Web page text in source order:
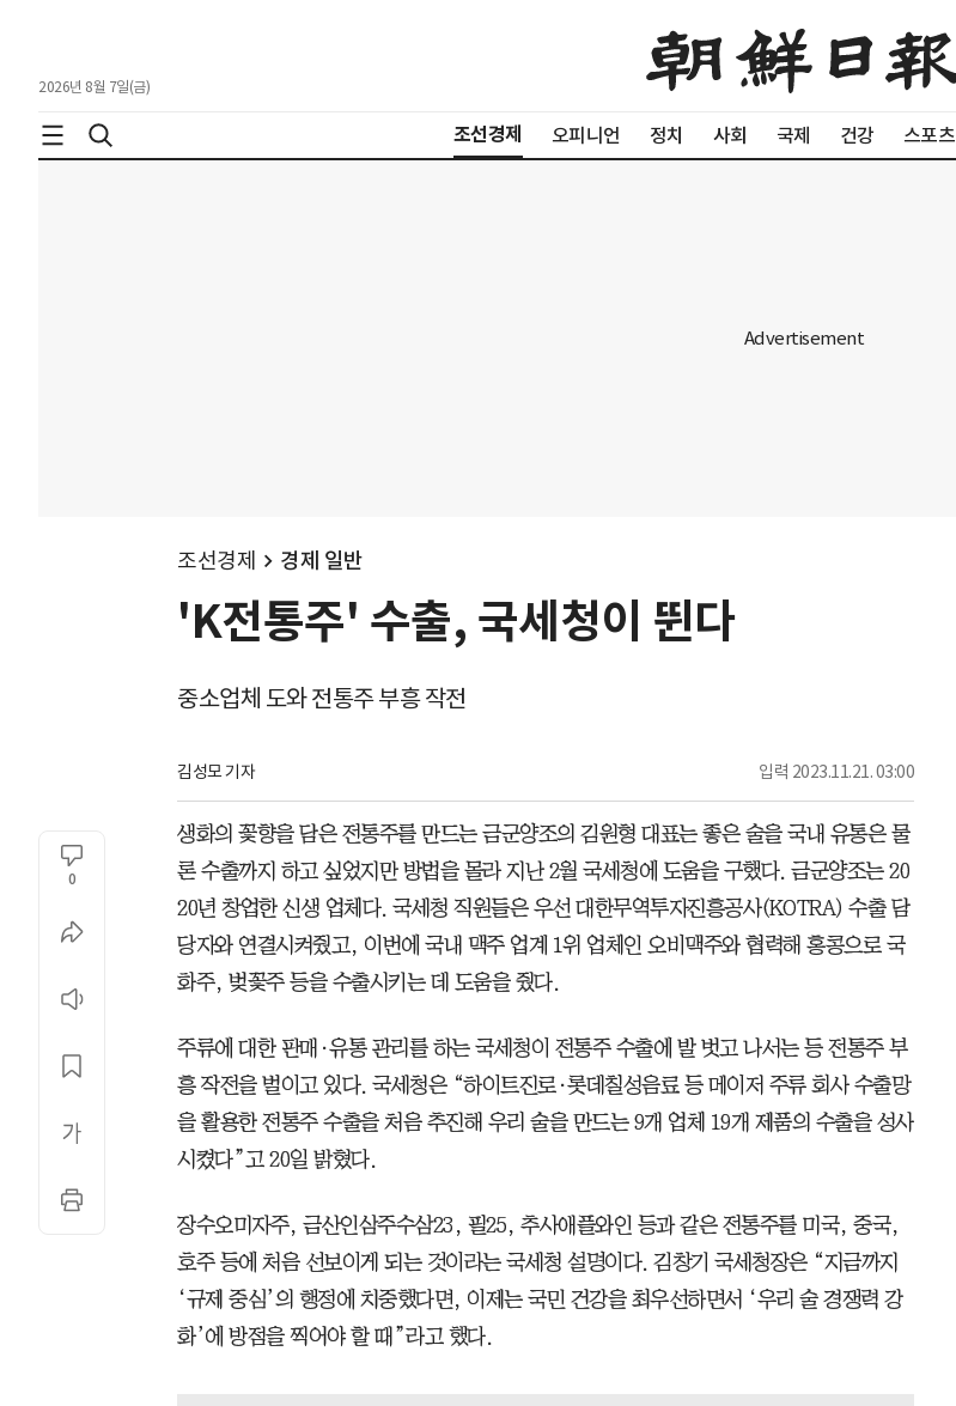
2026년 8월 7일(금)
조선경제 오피니언 정치 사회 국제 건강 스포츠
조선경제 경제 일반
'K전통주' 수출, 국세청이 뛴다
중소업체 도와 전통주 부흥 작전
김성모 기자 입력 2023.11.21. 03:00
0
생화의 꽃향을 담은 전통주를 만드는 금군양조의 김원형 대표는 좋은 술을 국내 유통은 물
론 수출까지 하고 싶었지만 방법을 몰라 지난 2월 국세청에 도움을 구했다. 금군양조는 20
20년 창업한 신생 업체다. 국세청 직원들은 우선 대한무역투자진흥공사(KOTRA) 수출 담
당자와 연결시켜줬고, 이번에 국내 맥주 업계 1위 업체인 오비맥주와 협력해 홍콩으로 국
화주, 벚꽃주 등을 수출시키는 데 도움을 줬다.
주류에 대한 판매·유통 관리를 하는 국세청이 전통주 수출에 발 벗고 나서는 등 전통주 부
흥 작전을 벌이고 있다. 국세청은 “하이트진로·롯데칠성음료 등 메이저 주류 회사 수출망
을 활용한 전통주 수출을 처음 추진해 우리 술을 만드는 9개 업체 19개 제품의 수출을 성사
시켰다”고 20일 밝혔다.
장수오미자주, 금산인삼주수삼23, 필25, 추사애플와인 등과 같은 전통주를 미국, 중국,
호주 등에 처음 선보이게 되는 것이라는 국세청 설명이다. 김창기 국세청장은 “지금까지
‘규제 중심’의 행정에 치중했다면, 이제는 국민 건강을 최우선하면서 ‘우리 술 경쟁력 강
화’에 방점을 찍어야 할 때”라고 했다.